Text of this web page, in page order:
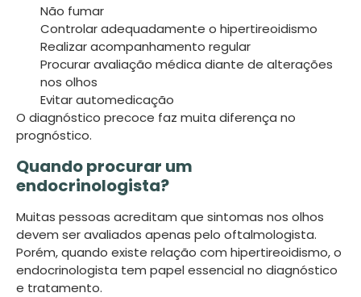
Não fumar
Controlar adequadamente o hipertireoidismo
Realizar acompanhamento regular
Procurar avaliação médica diante de alterações
nos olhos
Evitar automedicação
O diagnóstico precoce faz muita diferença no
prognóstico.
Quando procurar um
endocrinologista?
Muitas pessoas acreditam que sintomas nos olhos
devem ser avaliados apenas pelo oftalmologista.
Porém, quando existe relação com hipertireoidismo, o
endocrinologista tem papel essencial no diagnóstico
e tratamento.